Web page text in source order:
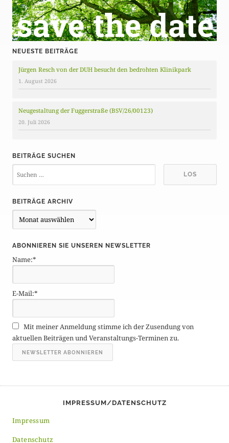
NEUESTE BEITRÄGE
Jürgen Resch von der DUH besucht den bedrohten Klinikpark
1. August 2026
Neugestaltung der Fuggerstraße (BSV/26/00123)
20. Juli 2026
BEITRÄGE SUCHEN
BEITRÄGE ARCHIV
e
t
r
g
e
r
c
h
v
ABONNIEREN SIE UNSEREN NEWSLETTER
Name:*
E-Mail:*
Mit meiner Anmeldung stimme ich der Zusendung von
aktuellen Beiträgen und Veranstaltungs-Terminen zu.
IMPRESSUM/DATENSCHUTZ
Impressum
Datenschutz